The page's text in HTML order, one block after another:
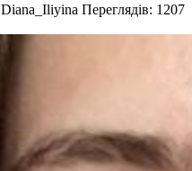
Diana_Iliyina Переглядів: 1207